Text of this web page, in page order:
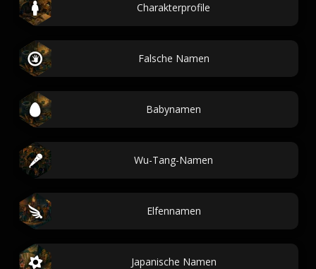
Charakterprofile
Falsche Namen
Babynamen
Wu-Tang-Namen
Elfennamen
Japanische Namen